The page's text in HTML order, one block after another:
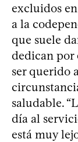
excluidos
a la
que suele
dedican por
ser querido
saludable.
día al
está muy